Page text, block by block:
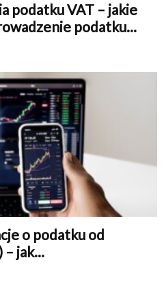
podatku VAT – jakie
podatku...
o podatku od
– jak...